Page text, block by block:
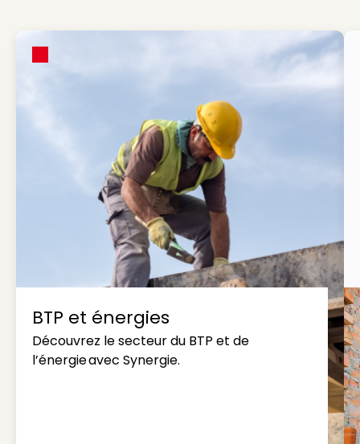
BTP et énergies
Découvrez le secteur du BTP et de
l’énergie avec Synergie.